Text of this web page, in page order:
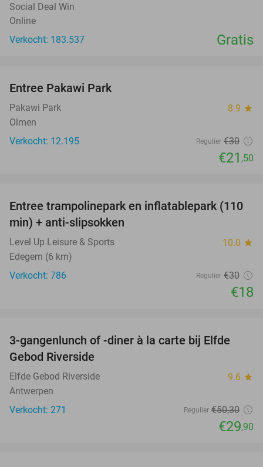
Social Deal Win
Online
Verkocht: 183.537
Gratis
Entree Pakawi Park
Pakawi Park 8.9 star
Olmen
Verkocht: 12.195
Regulier €30
€21 ,50
40%
Entree trampolinepark en inflatablepark (110
min) + anti-slipsokken
Level Up Leisure & Sports 10.0 star
Edegem (6 km)
Verkocht: 786
Regulier €30
€18
41%
3-gangenlunch of -diner à la carte bij Elfde
Gebod Riverside
Elfde Gebod Riverside 9.6 star
Antwerpen
Verkocht: 271
Regulier €50,30
€29,90